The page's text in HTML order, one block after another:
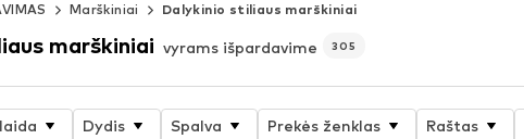
Marškiniai Dalykinio stiliaus marškiniai
marškiniai vyrams išpardavime 305
Dydis Spalva Prekės ženklas Raštas